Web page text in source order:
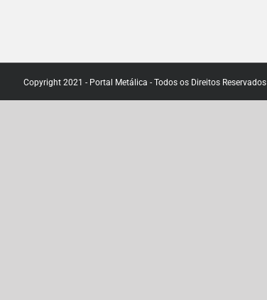
Copyright 2021 - Portal Metálica - Todos os Direitos Reservados